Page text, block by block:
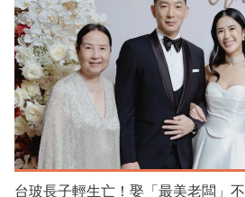
台玻長子輕生亡！娶「最美老闆」